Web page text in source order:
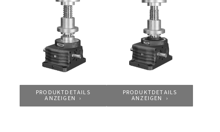
PRODUKTDETAILS
ANZEIGEN
PRODUKTDETAILS
ANZEIGEN